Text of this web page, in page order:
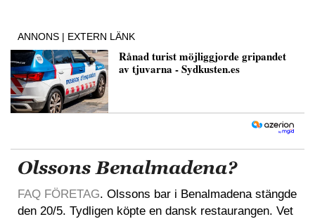
Olssons Benalmadena?
FAQ FÖRETAG. Olssons bar i Benalmadena stängde
den 20/5. Tydligen köpte en dansk restaurangen. Vet